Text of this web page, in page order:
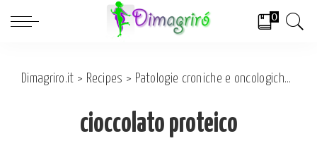
0
Dimagriro.it > Recipes > Patologie croniche e oncologiche
cioccolato proteico